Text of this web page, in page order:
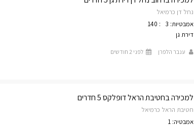
נחל דן כרמיאל
אמבטיות: 3
: 140
דירת גן
ענבר הלפרן לפני 2 חודשים
למכירה בחטיבת הראל דופלקס 5 חדרים
חטיבת הראל כרמיאל
אמבטיה: 1